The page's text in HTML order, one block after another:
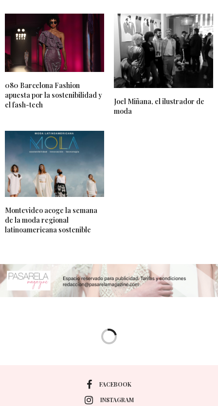
080 Barcelona Fashion
apuesta por la sostenibilidad y
el fash-tech
Joel Miñana, el ilustrador de
moda
Montevideo acoge la semana
de la moda regional
latinoamericana sostenible
FACEBOOK
INSTAGRAM